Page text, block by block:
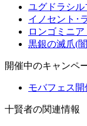
ユグドラシ
イノセント･
ロンゴミニ
黒銀の滅爪(
開催中のキャンペ
モバフェス開
十賢者の関連情報